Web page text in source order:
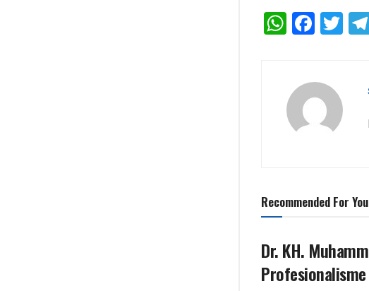
Recommended For You
Dr. KH.